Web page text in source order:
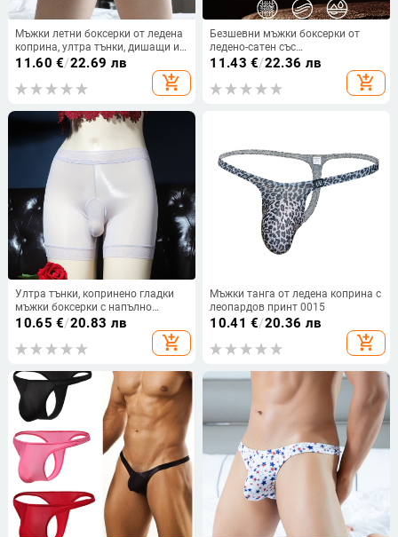
Мъжки летни боксерки от ледена
коприна, ултра тънки, дишащи и
бързосъхнещи, с голям джоб
11.60 €/22.69 лв
add_shopping_cart
Безшевни мъжки боксерки от
ледено-сатен със
антибактериална подплата от
мулбърри коприна, усещане за
гола кожа
11.43 €/22.36 лв
add_shopping_cart
Ултра тънки, копринено гладки
мъжки боксерки с напълно
прозрачен дизайн, плюс размер,
10.65 €/20.83 лв
add_shopping_cart
Мъжки танга от ледена коприна с
леопардов принт 0015
10.41 €/20.36 лв
add_shopping_cart